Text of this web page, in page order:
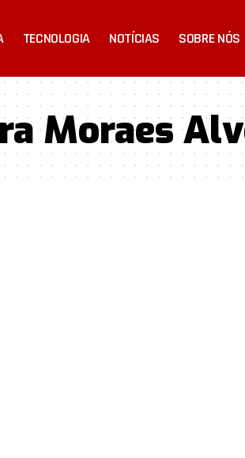
TECNOLOGIA NOTÍCIAS SOBRE NÓS
Moraes